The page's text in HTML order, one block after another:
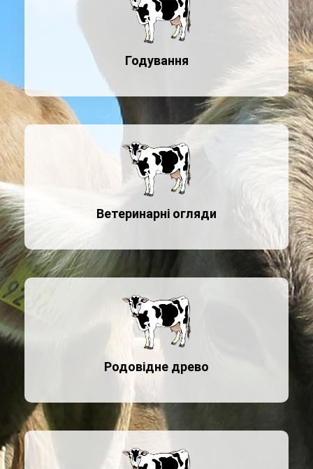
Годування
Ветеринарні огляди
Родовідне древо